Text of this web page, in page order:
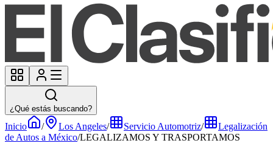
¿Qué estás buscando?
Inicio / Los Angeles/ Servicio Automotriz/
Legalización
de Autos a México/LEGALIZAMOS Y TRASPORTAMOS